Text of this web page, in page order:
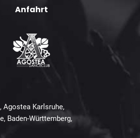
Anfahrt
Agostea Karlsruhe,
Baden-Württemberg,